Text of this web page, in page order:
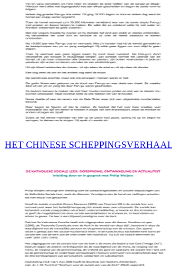
HET CHINESE SCHEPPINGSVERHAAL